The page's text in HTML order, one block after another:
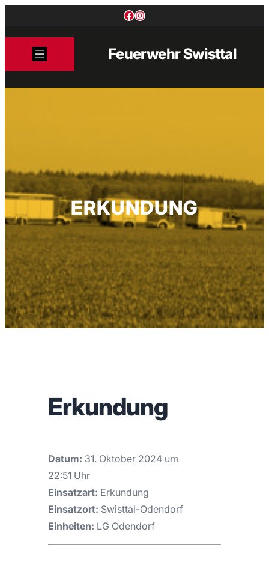
Facebook
Instagram
Feuerwehr Swisttal
ERKUNDUNG
Erkundung
Datum: 31. Oktober 2024 um
22:51 Uhr
Einsatzart: Erkundung
Einsatzort: Swisttal-Odendorf
Einheiten: LG Odendorf